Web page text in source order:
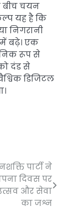
बीच चयन
यह है कि
निगरानी
में बढ़े। एक
रूप से
दंड से
डिजिटल
पार्टी ने
दिवस पर
और सेवा
का जश्न